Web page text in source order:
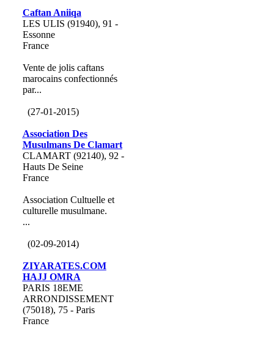
Caftan Aniiqa
LES ULIS (91940), 91 -
Essonne
France
Vente de jolis caftans
marocains confectionnés
par...
(27-01-2015)
Association Des
Musulmans De Clamart
CLAMART (92140), 92 -
Hauts De Seine
France
Association Cultuelle et
culturelle musulmane.
...
(02-09-2014)
ZIYARATES.COM
HAJJ OMRA
PARIS 18EME
ARRONDISSEMENT
(75018), 75 - Paris
France